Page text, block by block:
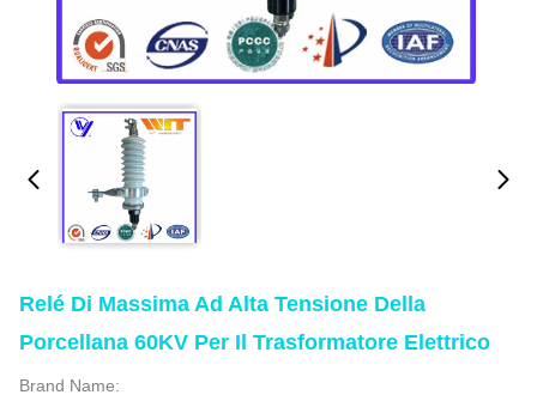
Relé Di Massima Ad Alta Tensione Della
Porcellana 60KV Per Il Trasformatore Elettrico
Brand Name: